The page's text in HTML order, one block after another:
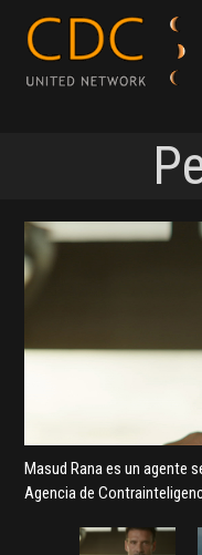
Masud Rana es un agente
Agencia de